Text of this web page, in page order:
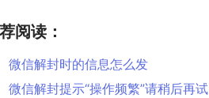
阅读：
微信解封时的信息怎么发
微信解封提示“操作频繁”请稍后再试